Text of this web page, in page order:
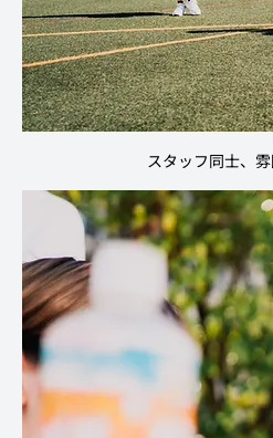
スタッフ同士、